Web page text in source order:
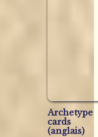
Archetype
cards
(anglais)